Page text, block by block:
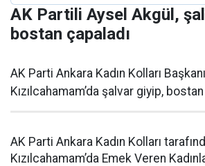
AK Partili Aysel Akgül,
bostan çapaladı
AK Parti Ankara Kadın Kolları
Kızılcahamam’da şalvar giyip,
AK Parti Ankara Kadın Kolları
Kızılcahamam’da Emek Veren